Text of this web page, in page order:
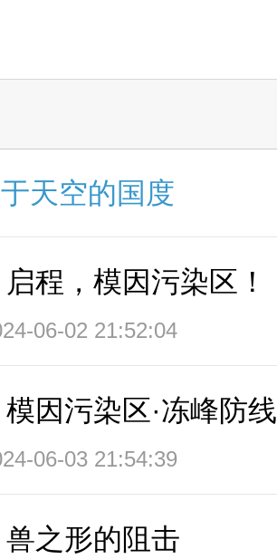
天空的国度
程，模因污染区！
06-02 21:52:04
因污染区·冻峰防线
06-03 21:54:39
之形的阻击